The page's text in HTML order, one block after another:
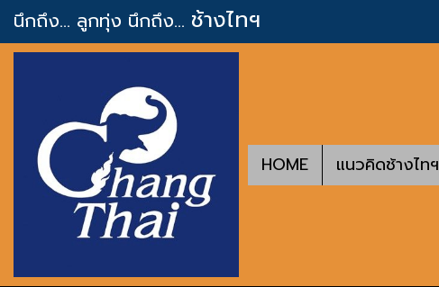
นึกถึง... ลูกทุ่ง นึกถึง... ช้างไทฯ
HOME แนวคิดช้างไทฯ